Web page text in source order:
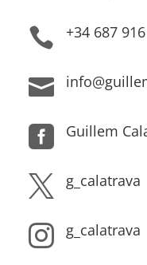
 +34 687

 Guillem
 g_calatrava
 g_calatrava